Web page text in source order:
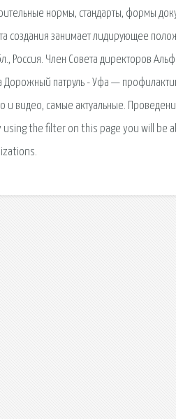
нормы, стандарты, формы
создания занимает лидирующее
Россия. Член Совета директоров
Дорожный патруль - Уфа —
и видео, самые актуальные.
using the filter on this page you will